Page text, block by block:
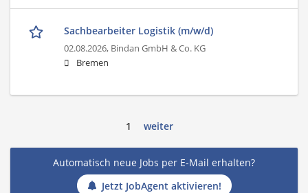
Sachbearbeiter Logistik (m/w/d)
02.08.2026, Bindan GmbH & Co. KG
Bremen
1 weiter
Automatisch neue Jobs per E-Mail erhalten?
Jetzt JobAgent aktivieren!